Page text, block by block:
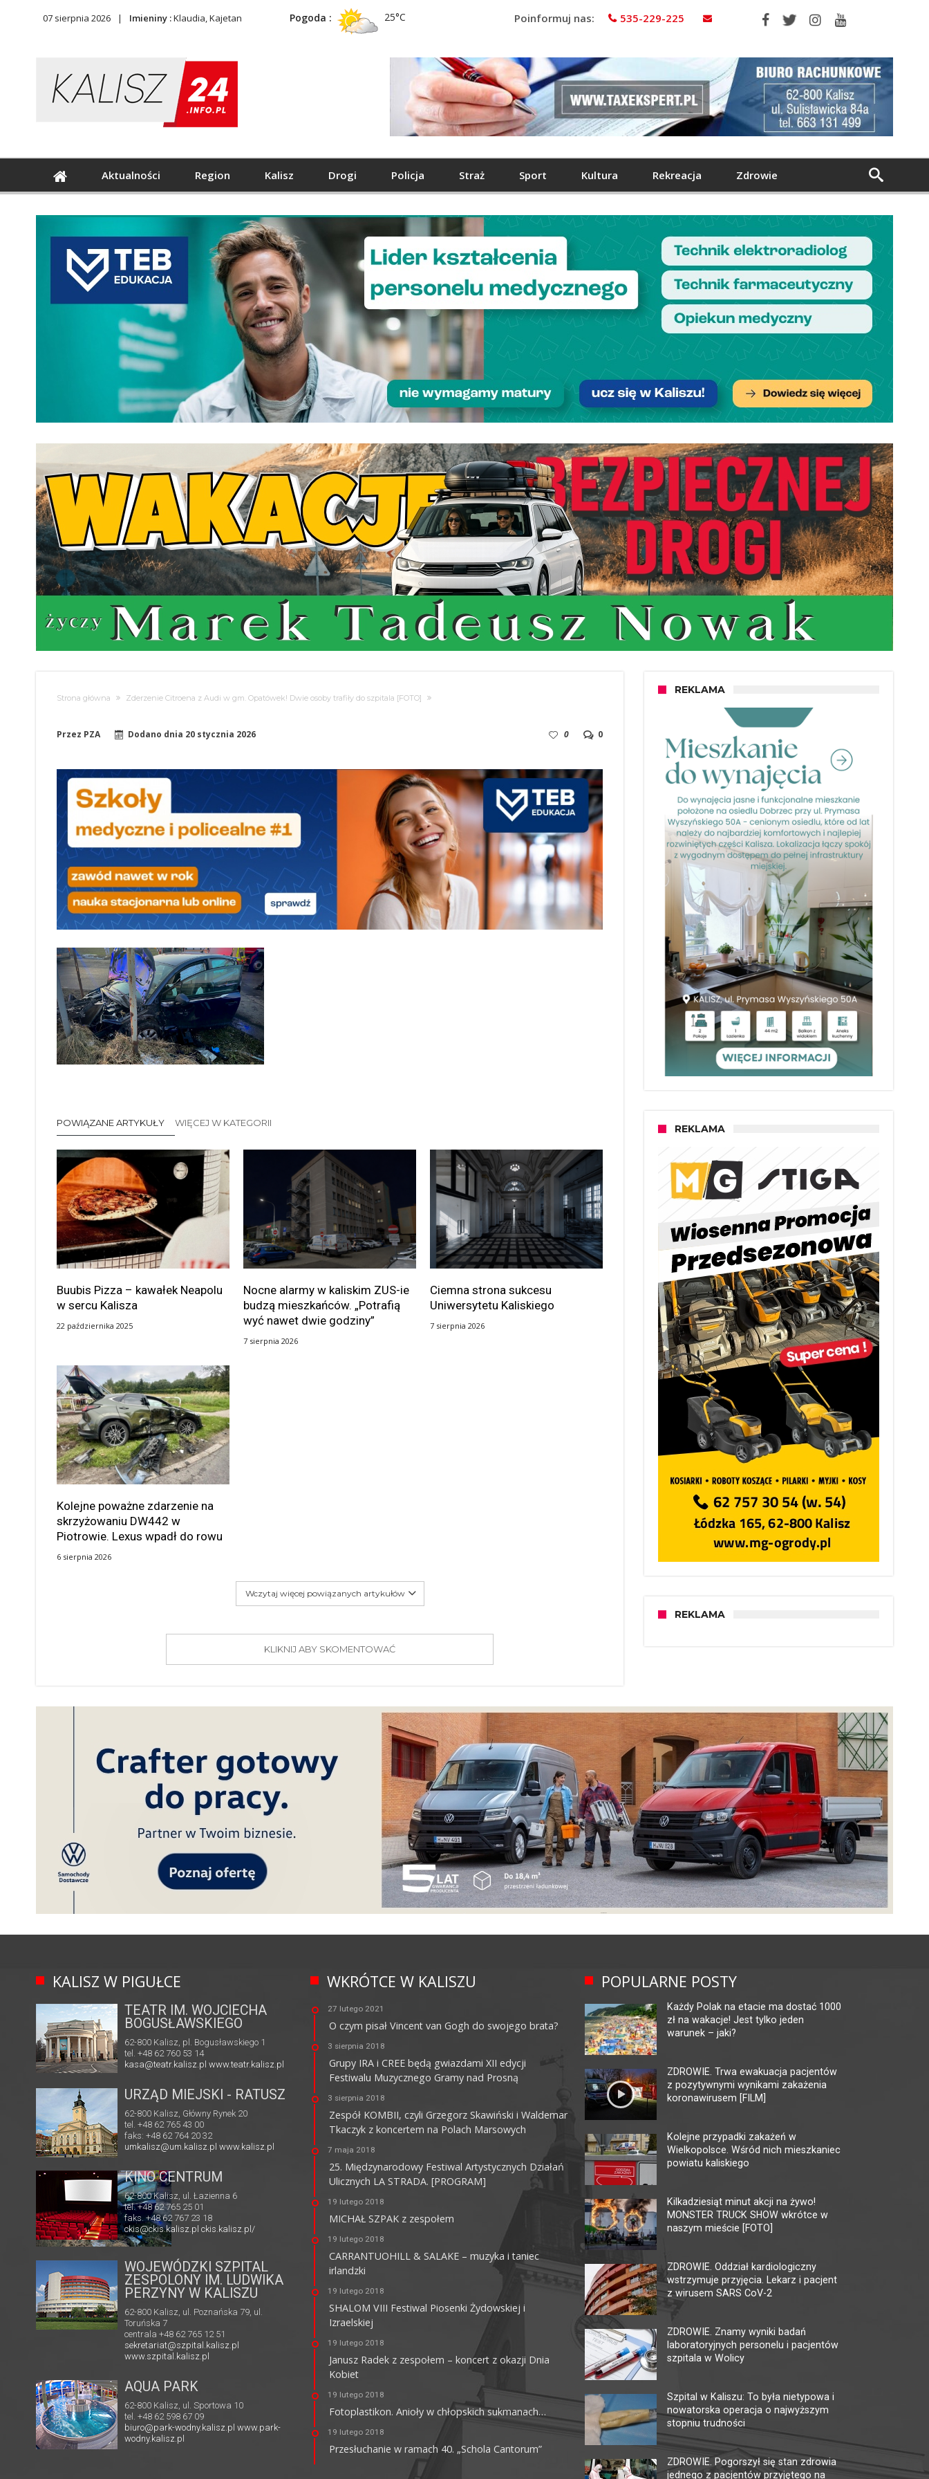
07 sierpnia 2026 Imieniny :Klaudia, Kajetan Pogoda : 25°C Poinformuj nas: 535-229-225
Aktualności Region Kalisz Drogi Policja Straż Sport Kultura Rekreacja Zdrowie
Strona główna Zderzenie Citroena z Audi w gm. Opatówek! Dwie osoby trafiły do szpitala [FOTO]
Przez PZA Dodano dnia 20 stycznia 2026 0
0
POWIĄZANE ARTYKUŁY WIĘCEJ W KATEGORII
Buubis Pizza – kawałek Neapolu
w sercu Kalisza
22 października 2025
Nocne alarmy w kaliskim ZUS-ie
budzą mieszkańców. „Potrafią
wyć nawet dwie godziny”
7 sierpnia 2026
Ciemna strona sukcesu
Uniwersytetu Kaliskiego
7 sierpnia 2026
Kolejne poważne zdarzenie na
skrzyżowaniu DW442 w
Piotrowie. Lexus wpadł do rowu
6 sierpnia 2026
Wczytaj więcej powiązanych artykułów
KLIKNIJ ABY SKOMENTOWAĆ
REKLAMA
REKLAMA
REKLAMA
KALISZ W PIGUŁCE
TEATR IM. WOJCIECHA
BOGUSŁAWSKIEGO
62-800 Kalisz, pl. Bogusławskiego 1
tel. +48 62 760 53 14
kasa@teatr.kalisz.pl www.teatr.kalisz.pl
URZĄD MIEJSKI - RATUSZ
62-800 Kalisz, Główny Rynek 20
tel. +48 62 765 43 00
faks: +48 62 764 20 32
umkalisz@um.kalisz.pl www.kalisz.pl
MULTIKINO GALERIA
TĘCZA
62-800 Kalisz, ul. 3 Maja 1
tel. + 48 41 267 23 84
multikino.pl
KINO HELIOS GALERIA
62-800 Kalisz, ul. Górnośląska 82
KINO CENTRUM
62-800 Kalisz, ul. Łazienna 6
tel. +48 62 765 25 01
faks. +48 62 767 23 18
ckis@ckis.kalisz.pl
WOJEWÓDZKI SZPITAL
ZESPOLONY IM. LUDWIKA
PERZYNY W KALISZU
62-800 Kalisz, ul. Poznańska 79, ul.
Toruńska 7
centrala +48 62 765 12 51
sekretariat@szpital.kalisz.pl
www.szpital.kalisz.pl
AQUA PARK
62-800 Kalisz, ul. Sportowa 10
tel. +48 62 598 67 09
biuro@park-wodny.kalisz.pl www.park-
wodny.kalisz.pl
WKRÓTCE W KALISZU
27 lutego 2021
O czym pisał Vincent van Gogh do swojego brata?
3 sierpnia 2018
Grupy IRA i CREE będą gwiazdami XII edycji
Festiwalu Muzycznego Gramy nad Prosną
3 sierpnia 2018
Zespół KOMBII, czyli Grzegorz Skawiński i Waldemar
Tkaczyk z koncertem na Polach Marsowych
7 maja 2018
25. Międzynarodowy Festiwal Artystycznych Działań
Ulicznych LA STRADA. [PROGRAM]
19 lutego 2018
MICHAŁ SZPAK z zespołem
19 lutego 2018
CARRANTUOHILL & SALAKE – muzyka i taniec
irlandzki
19 lutego 2018
SHALOM VIII Festiwal Piosenki Żydowskiej i
Izraelskiej
19 lutego 2018
Janusz Radek z zespołem – koncert z okazji Dnia
Kobiet
19 lutego 2018
Fotoplastikon. Anioły w chłopskich sukmanach…
19 lutego 2018
Przesłuchanie w ramach 40. „Schola Cantorum”
POPULARNE POSTY
Każdy Polak na etacie ma dostać 1000
zł na wakacje! Jest tylko jeden
warunek – jaki?
ZDROWIE. Trwa ewakuacja pacjentów
z pozytywnymi wynikami zakażenia
koronawirusem [FILM]
Kolejne przypadki zakażeń w
Wielkopolsce. Wśród nich mieszkaniec
powiatu kaliskiego
Kilkadziesiąt minut akcji na żywo!
MONSTER TRUCK SHOW wkrótce w
naszym mieście [FOTO]
ZDROWIE. Oddział kardiologiczny
wstrzymuje przyjęcia. Lekarz i pacjent
z wirusem SARS CoV-2
ZDROWIE. Znamy wyniki badań
laboratoryjnych personelu i pacjentów
szpitala w Wolicy
Szpital w Kaliszu: To była nietypowa i
nowatorska operacja o najwyższym
stopniu trudności
ZDROWIE. Pogorszył się stan zdrowia
jednego z pacjentów przyjętego na